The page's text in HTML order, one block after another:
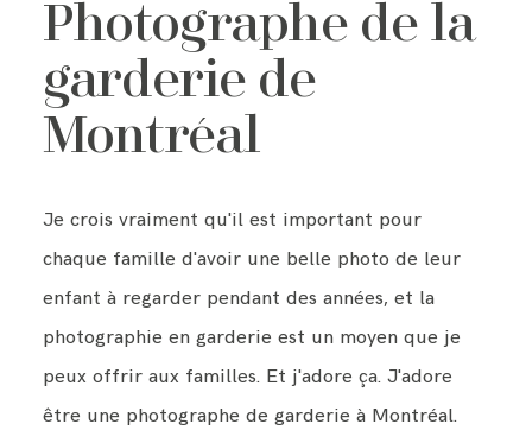
Photographe de la
garderie de
Montréal
Je crois vraiment qu'il est important pour
chaque famille d'avoir une belle photo de leur
enfant à regarder pendant des années, et la
photographie en garderie est un moyen que je
peux offrir aux familles. Et j'adore ça. J'adore
être une photographe de garderie à Montréal.
HEADSHOTS
REVIEWS
BLOG
CONTACT ME